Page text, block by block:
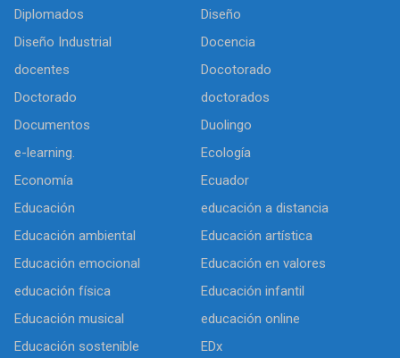
Diplomados
Diseño
Diseño Industrial
Docencia
docentes
Docotorado
Doctorado
doctorados
Documentos
Duolingo
e-learning.
Ecología
Economía
Ecuador
Educación
educación a distancia
Educación ambiental
Educación artística
Educación emocional
Educación en valores
educación física
Educación infantil
Educación musical
educación online
Educación sostenible
EDx